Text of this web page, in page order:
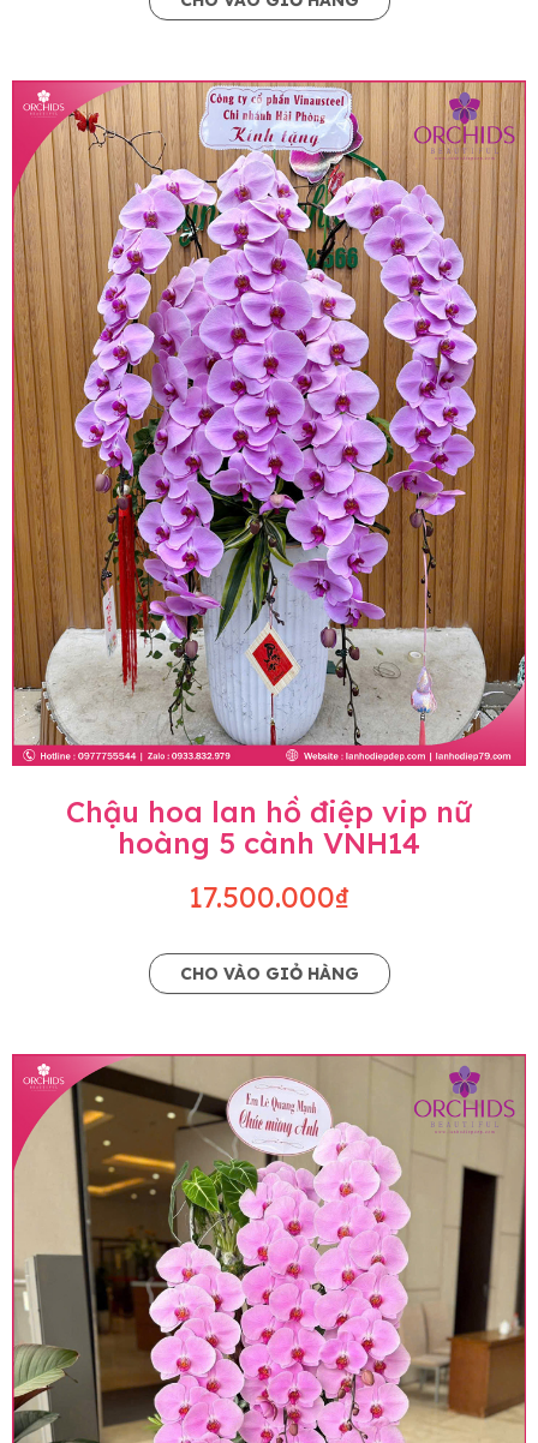
• Giá trên website chưa bao gồm thuế giá trị gia
• Giá trên được miễn ship giao trong nội thành,
miễn phí in thiệp - banner theo yêu cầu khách
hàng.
• Beautiful Orchids liên kết với các cửa hàng
trên toàn quốc để phục vụ giao hoa tận nơi, mỗi
khu vực sẽ có mức giá khác nhau (tùy vào chi
phí mặt bằng, nguyên vật liệu,..) nên giá có thể sẽ
thay đổi so với giá niêm yết trên website. Khách
hàng ở Tỉnh thành khác vui lòng chủ động hỏi lại
giá trước khi đặt hàng, shop sẽ chủ động báo giá
chính xác khi có địa chỉ giao hàng cụ thể.
Chậu hoa lan hồ điệp vip nữ
hoàng 5 cành VNH14
17.500.000₫
CHO VÀO GIỎ HÀNG